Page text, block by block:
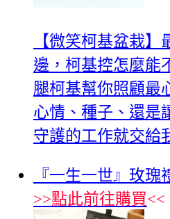
【微笑柯基盆栽
邊，柯基控怎麼能
腿柯基幫你照顧最
心情、種子、還是
守護的工作就交給
『一生一世』玫瑰
>>點此前往購買<<